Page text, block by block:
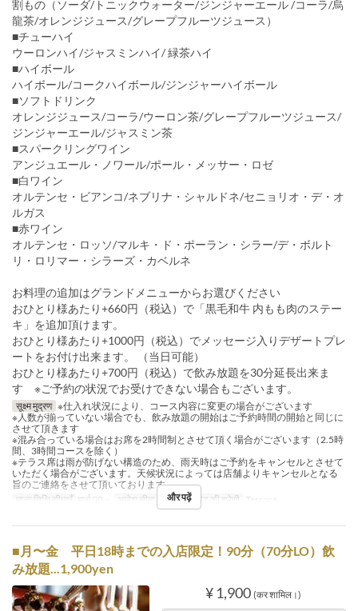
割もの（ソーダ/トニックウォーター/ジンジャーエール /コーラ/烏
龍茶/オレンジジュース/グレープフルーツジュース）
■チューハイ
ウーロンハイ/ジャスミンハイ/ 緑茶ハイ
■ハイボール
ハイボール/コークハイボール/ジンジャーハイボール
■ソフトドリンク
オレンジジュース/コーラ/ウーロン茶/グレープフルーツジュース/
ジンジャーエール/ジャスミン茶
■スパークリングワイン
アンジュエール・ノワール/ポール・メッサー・ロゼ
■白ワイン
オルテンセ・ビアンコ/ネブリナ・シャルドネ/セニョリオ・デ・オ
ルガス
■赤ワイン
オルテンセ・ロッソ/マルキ・ド・ポーラン・シラー/デ・ボルト
リ・ロリマー・シラーズ・カベルネ
お料理の追加はグランドメニューからお選びください
おひとり様あたり+660円（税込）で「黒毛和牛 内もも肉のステー
キ」を追加頂けます。
おひとり様あたり+1000円（税込）でメッセージ入りデザートプレ
ートをお付け出来ます。 （当日可能）
おひとり様あたり+700円（税込）で飲み放題を30分延長出来ま
す ※ご予約の状況でお受けできない場合もございます。
सूक्ष्म मुद्रण ※仕入れ状況により、コース内容に変更の場合がございます
※人数が揃っていない場合でも、飲み放題の開始はご予約時間の開始と同じに
させて頂きます
※混み合っている場合はお席を2時間制とさせて頂く場合がございます（2.5時
間、3時間コースを除く）
※テラス席は雨が防げない構造のため、雨天時はご予約をキャンセルとさせて
いただく場合がございます。天候状況によっては店舗よりキャンセルとなる
旨のご連絡をさせて頂いております。
मान्य तिथि सीमाएँ मार्च 09 ~ आदेश सीमा 2 ~ 30 सीट की श्रेणी Terrace
और पढ़ें
■月〜金 平日18時までの入店限定！90分（70分LO）飲
み放題...1,900yen
¥ 1,900 (कर शामिल।)